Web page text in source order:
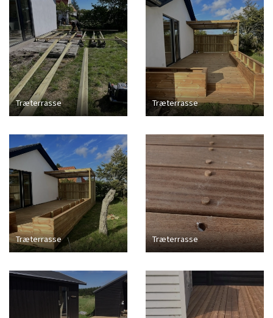
Træterrasse Træterrasse
Træterrasse Træterrasse